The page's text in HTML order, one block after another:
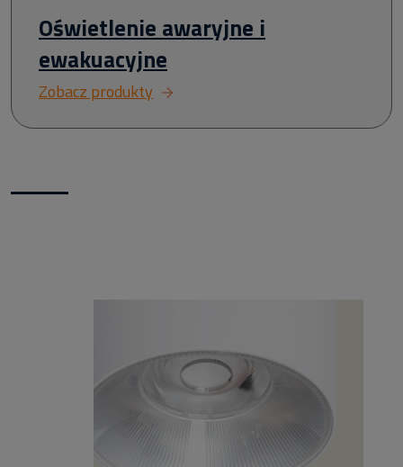
Oświetlenie awaryjne i
ewakuacyjne
Zobacz produkty